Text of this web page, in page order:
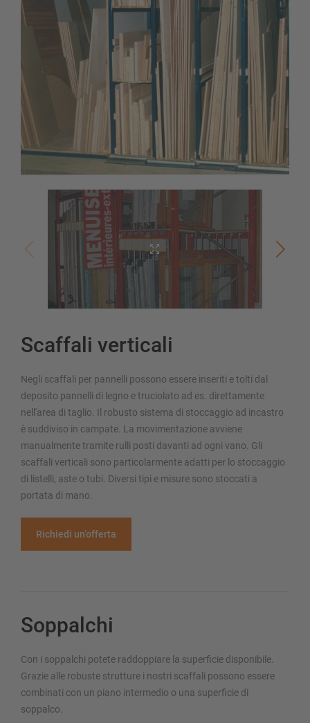
Scaffali verticali
Negli scaffali per pannelli possono essere inseriti e tolti dal
deposito pannelli di legno e truciolato ad es. direttamente
nell'area di taglio. Il robusto sistema di stoccaggio ad incastro
è suddiviso in campate. La movimentazione avviene
manualmente tramite rulli posti davanti ad ogni vano. Gli
scaffali verticali sono particolarmente adatti per lo stoccaggio
di listelli, aste o tubi. Diversi tipi e misure sono stoccati a
portata di mano.
Richiedi un’offerta
Soppalchi
Con i soppalchi potete raddoppiare la superficie disponibile.
Grazie alle robuste strutture i nostri scaffali possono essere
combinati con un piano intermedio o una superficie di
soppalco.